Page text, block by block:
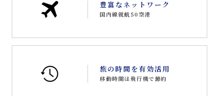
豊富なネットワーク
国内線就航50空港
旅の時間を有効活用
移動時間は飛行機で節約